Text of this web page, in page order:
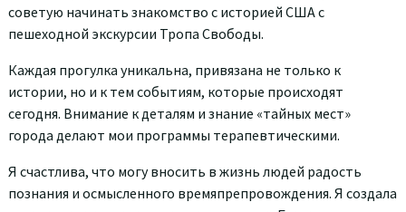
советую начинать знакомство с историей США с
пешеходной экскурсии Тропа Свободы.
Каждая прогулка уникальна, привязана не только к
истории, но и к тем событиям, которые происходят
сегодня. Внимание к деталям и знание «тайных мест»
города делают мои программы терапевтическими.
Я счастлива, что могу вносить в жизнь людей радость
познания и осмысленного времяпрепровождения. Я создала